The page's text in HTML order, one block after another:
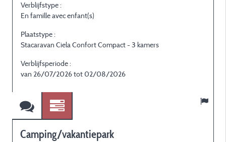
Verblijfstype :
En famille avec enfant(s)
Plaatstype :
Stacaravan Ciela Confort Compact - 3 kamers
Verblijfsperiode :
van 26/07/2026 tot 02/08/2026
Camping/vakantiepark